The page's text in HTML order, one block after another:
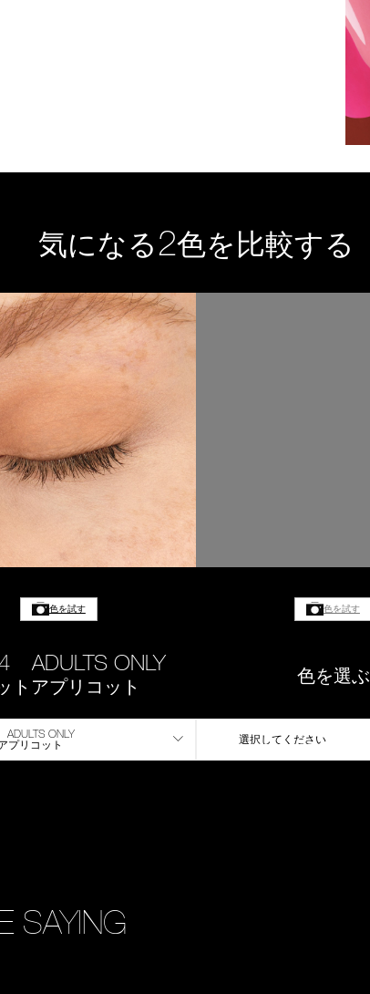
気になる2色を比較する
色を試す
ADULTS ONLY
トアプリコット
ONLY
プリコット
色を試す
色を選ぶ
選択してください
SAYING